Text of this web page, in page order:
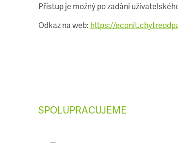
Přístup je možný po zadání
Odkaz na web: https://
SPOLUPRACUJEME